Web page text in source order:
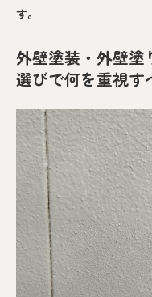
す。
外壁塗装・外壁塗
選びで何を重視す